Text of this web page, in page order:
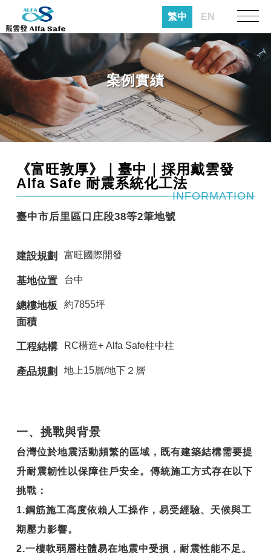
繁中 EN
案例實績
《富旺敦厚》｜臺中｜採用戴雲發
Alfa Safe 耐震系統化工法
INFORMATION
臺中市后里區口庄段38等2筆地號
建設規劃 富旺國際開發
基地位置 台中
總樓地板
面積
約7855坪
工程結構 RC構造+ Alfa Safe柱中柱
產品規劃 地上15層/地下２層
一、挑戰與背景
台灣位於地震活動頻繁的區域，既有建築結構需要提
升耐震韌性以保障住戶安全。傳統施工方式存在以下
挑戰：
1.鋼筋施工高度依賴人工操作，易受經驗、天候與工
期壓力影響。
2.一樓軟弱層柱體易在地震中受損，耐震性能不足。